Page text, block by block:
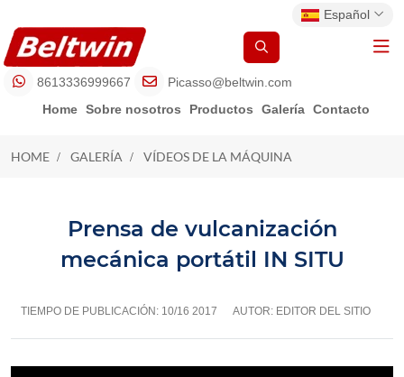
Español
8613336999667
Picasso@beltwin.com
Home Sobre nosotros Productos Galería Contacto
VÍDEOS DE LA MÁQUINA
HOME GALERÍA VÍDEOS DE LA MÁQUINA
Prensa de vulcanización
mecánica portátil IN SITU
TIEMPO DE PUBLICACIÓN: 10/16 2017 AUTOR: EDITOR DEL SITIO